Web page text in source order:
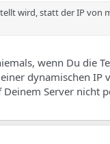
wird, statt der IP von
wenn Du die
dynamischen IP
Server nicht